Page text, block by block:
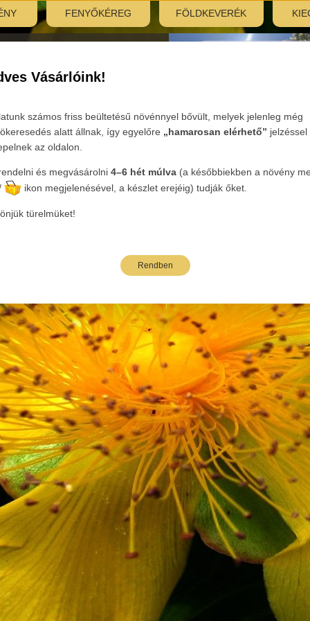
Vásárlóink!
számos friss beültetésű növénnyel bővült, melyek jelenleg még
alatt állnak, így egyelőre „hamarosan elérhető” jelzéssel
az oldalon.
és megvásárolni 4–6 hét múlva (a későbbiekben a növény
ikon megjelenésével, a készlet erejéig) tudják őket.
türelmüket!
Rendben
FENYŐKÉREG FÖLDKEVERÉK
Tovább